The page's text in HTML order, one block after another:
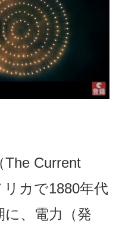
Current
カで1880年代
に、電力（発